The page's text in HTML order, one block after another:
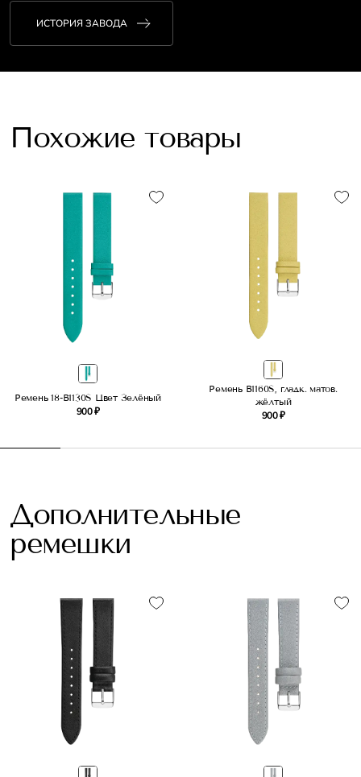
ИСТОРИЯ ЗАВОДА
Похожие товары
Ремень 18-B1130S Цвет Зелёный
900 ₽
Ремень B1160S, гладк. матов.
жёлтый
900 ₽
Дополнительные
ремешки